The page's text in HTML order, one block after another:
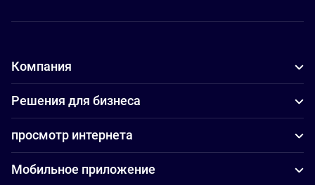
Компания
Решения для бизнеса
просмотр интернета
Мобильное приложение